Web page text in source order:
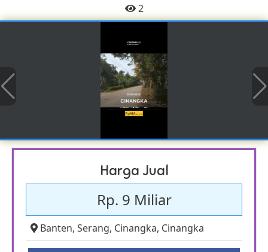
2
Harga Jual
Rp. 9 Miliar
Banten, Serang, Cinangka, Cinangka